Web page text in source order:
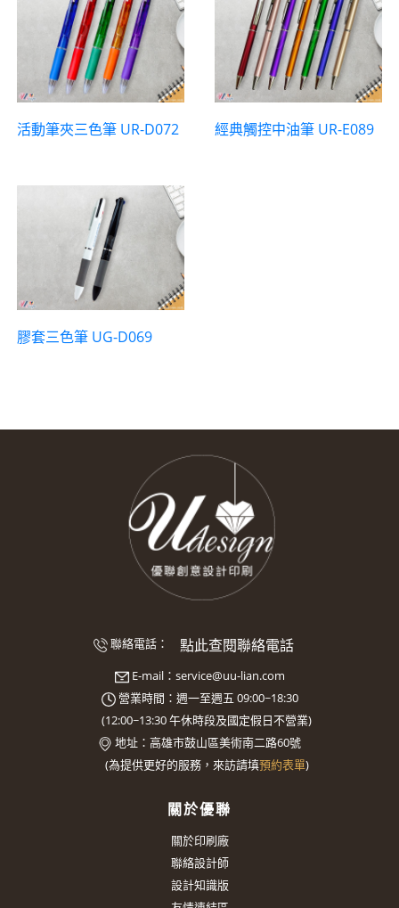
活動筆夾三色筆 UR-D072 經典觸控中油筆 UR-E089
膠套三色筆 UG-D069
聯絡電話： 點此查閱聯絡電話
E-mail： service@uu-lian.com
營業時間：週一至週五 09:00~18:30
(12:00~13:30午休時段及國定假日不營業)
地址： 高雄市鼓山區美術南二路60號
(為提供更好的服務，來訪請填預約表單)
關於優聯
關於印刷廠
聯絡設計師
設計知識版